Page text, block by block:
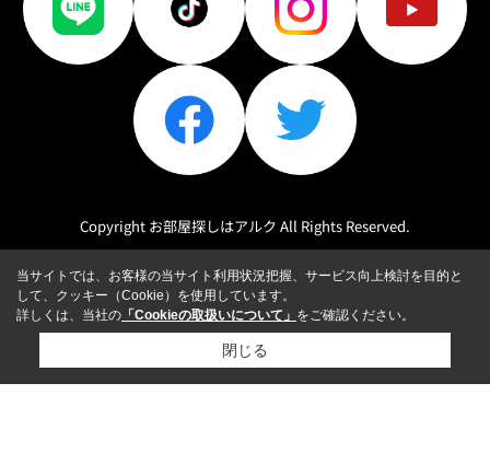
Copyright お部屋探しはアルク All Rights Reserved.
当サイトでは、お客様の当サイト利用状況把握、サービス向上検討を目的と
して、クッキー（Cookie）を使用しています。
詳しくは、当社の 「Cookieの取扱いについて」 をご確認ください。
閉じる